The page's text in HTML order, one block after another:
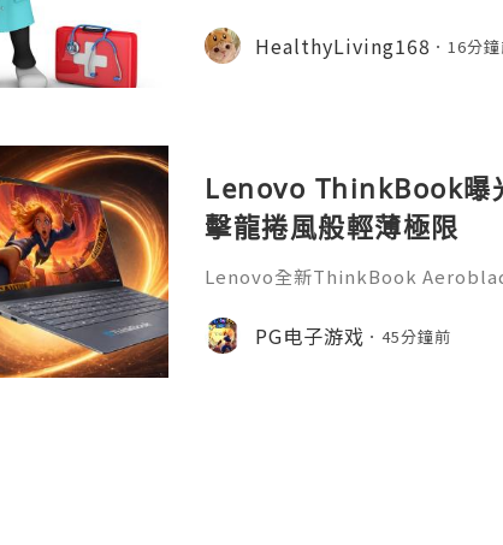
骨骼檢測、收費標準、植體資訊
服務，幫大家避開種牙陷阱，安心
HealthyLiving168 16分
Lenovo ThinkBook曝
擊龍捲風般輕薄極限
Lenovo全新ThinkBook
風》的PG遊戲玩家來說，這款可
台，隨時開啟娛樂與辦公體驗。
PG电子游戏 45分鐘前